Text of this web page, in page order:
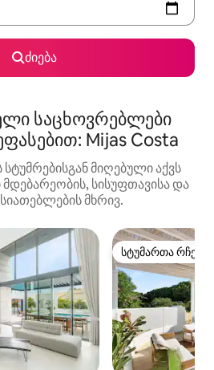
ძიება
საცხოვრებლები
Mijas Costa
მიღებული აქვს
სისუფთავისა და
მხრივ.
სტუმართა
სტუმართა